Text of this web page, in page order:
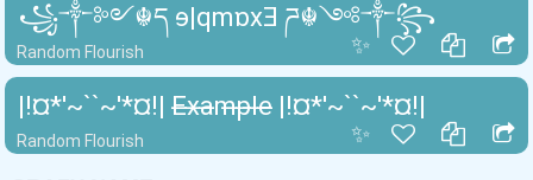
✨
Random Flourish
꧁༒༻☬ད ɘ|qmɒxƎ ཌ☬༺༒꧂
✨
Random Flourish
|!¤*'~``~'*¤!| E̶x̶a̶m̶p̶l̶e̶ |!¤*'~``~'*¤!|